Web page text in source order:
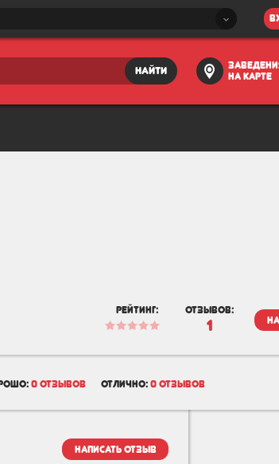
найти
на карте
рейтинг: отзывов:
1
0 отзывов отлично: 0 отзывов
написать отзыв